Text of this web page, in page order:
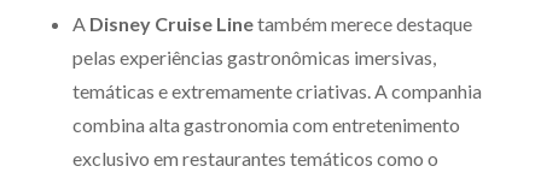
A Disney Cruise Linetambém merece destaque
pelas experiências gastronômicas imersivas,
temáticas e extremamente criativas. A companhia
combina alta gastronomia com entretenimento
exclusivo em restaurantes temáticos como o